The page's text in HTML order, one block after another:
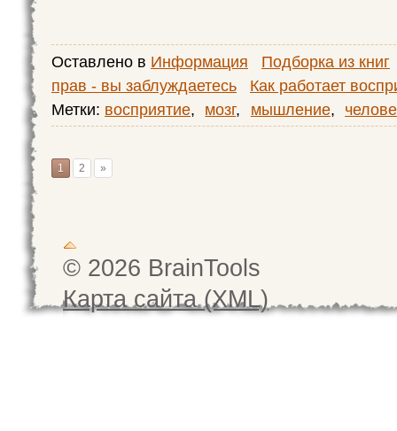
Оставлено в Информация
Подборка из книг
прав - вы заблуждаетесь
Как работает
Метки: восприятие, мозг, мышление,
1 2 »
© 2026 BrainTools
Карта сайта (XML)